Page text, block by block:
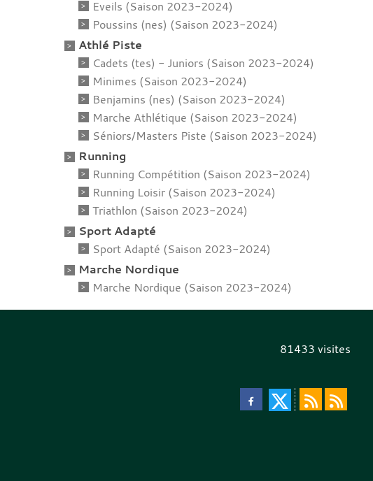
Eveils (Saison 2023-2024)
Poussins (nes) (Saison 2023-2024)
Athlé Piste
Cadets (tes) - Juniors (Saison 2023-2024)
Minimes (Saison 2023-2024)
Benjamins (nes) (Saison 2023-2024)
Marche Athlétique (Saison 2023-2024)
Séniors/Masters Piste (Saison 2023-2024)
Running
Running Compétition (Saison 2023-2024)
Running Loisir (Saison 2023-2024)
Triathlon (Saison 2023-2024)
Sport Adapté
Sport Adapté (Saison 2023-2024)
Marche Nordique
Marche Nordique (Saison 2023-2024)
81433 visites